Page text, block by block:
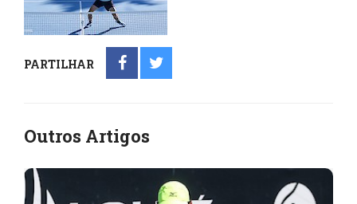
PARTILHAR
Outros Artigos